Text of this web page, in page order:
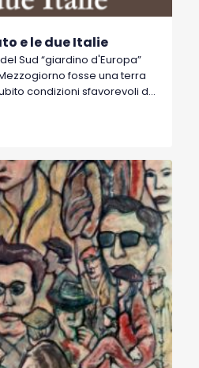
e le due Italie
Sud “giardino d'Europa”
fosse una terra
condizioni sfavorevoli di
come matura in Fortunato
di un socialismo di Stato.